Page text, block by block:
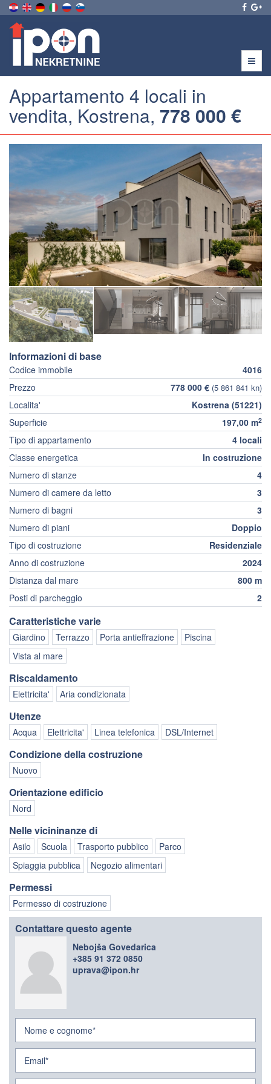
Menu
Appartamento 4 locali in
vendita, Kostrena, 778 000 €
Informazioni di base
Codice immobile
4016
Prezzo
778 000 € (5 861 841 kn)
Localita'
Kostrena (51221)
Superficie
197,00 m2
Tipo di appartamento
4 locali
Classe energetica
In costruzione
Numero di stanze
4
Numero di camere da letto
3
Numero di bagni
3
Numero di piani
Doppio
Tipo di costruzione
Residenziale
Anno di costruzione
2024
Distanza dal mare
800 m
Posti di parcheggio
2
Caratteristiche varie
Giardino Terrazzo Porta antieffrazione
Piscina
Vista al mare
Riscaldamento
Elettricita' Aria condizionata
Utenze
Acqua Elettricita' Linea telefonica DSL/Internet
Condizione della costruzione
Nuovo
Orientazione edificio
Nord
Nelle vicininanze di
Asilo Scuola Trasporto pubblico
Parco
Spiaggia pubblica
Negozio alimentari
Permessi
Permesso di costruzione
Contattare questo agente
Nebojša Govedarica
+385 91 372 0850
uprava@ipon.hr